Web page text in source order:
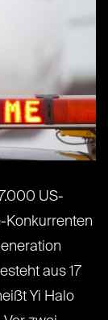
US-
Konkurrenten
aus 17
Yi Halo